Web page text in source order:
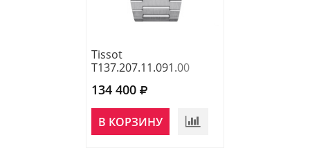
Tissot
T137.207.11.091.00
134 400
В КОРЗИНУ